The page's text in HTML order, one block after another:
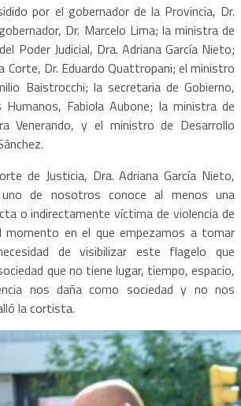
por el gobernador de la Provincia, Dr.
Dr. Marcelo Lima; la ministra de
Poder Judicial, Dra. Adriana García Nieto;
Corte, Dr. Eduardo Quattropani; el ministro
Baistrocchi; la secretaria de Gobierno,
Fabiola Aubone; la ministra de
Venerando, y el ministro de Desarrollo
de Justicia, Dra. Adriana García Nieto,
de nosotros conoce al menos una
o indirectamente víctima de violencia de
momento en el que empezamos a tomar
de visibilizar este flagelo que
que no tiene lugar, tiempo, espacio,
nos daña como sociedad y no nos
la cortista.